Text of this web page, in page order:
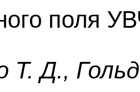
поля
Т. Д.,